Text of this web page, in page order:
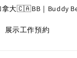
拿大🇨🇦BB｜Buddy
展示工作預約